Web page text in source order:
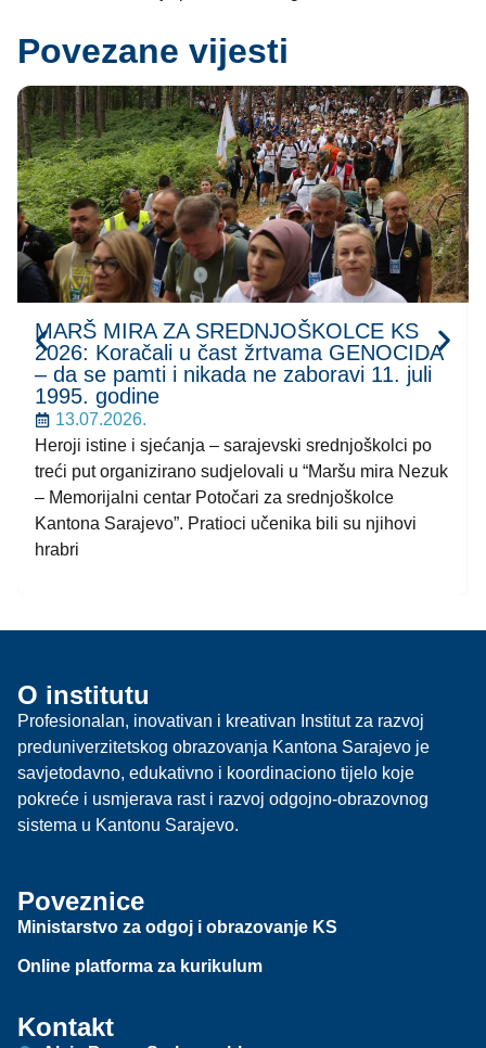
Povezane vijesti
MARŠ MIRA ZA SREDNJOŠKOLCE KS
2026: Koračali u čast žrtvama GENOCIDA
– da se pamti i nikada ne zaboravi 11. juli
1995. godine
13.07.2026.
Heroji istine i sjećanja – sarajevski srednjoškolci po
treći put organizirano sudjelovali u “Maršu mira Nezuk
– Memorijalni centar Potočari za srednjoškolce
Kantona Sarajevo”. Pratioci učenika bili su njihovi
hrabri
O institutu
Profesionalan, inovativan i kreativan Institut za razvoj
preduniverzitetskog obrazovanja Kantona Sarajevo je
savjetodavno, edukativno i koordinaciono tijelo koje
pokreće i usmjerava rast i razvoj odgojno-obrazovnog
sistema u Kantonu Sarajevo.
Poveznice
Ministarstvo za odgoj i obrazovanje KS
Online platforma za kurikulum
Kontakt